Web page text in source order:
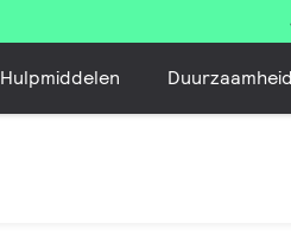
Hulpmiddelen Duurzaamheid